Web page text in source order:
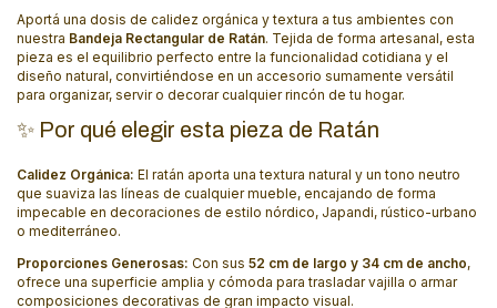
Aportá una dosis de calidez orgánica y textura a tus ambientes con
nuestra Bandeja Rectangular de Ratán. Tejida de forma artesanal, esta
pieza es el equilibrio perfecto entre la funcionalidad cotidiana y el
diseño natural, convirtiéndose en un accesorio sumamente versátil
para organizar, servir o decorar cualquier rincón de tu hogar.
✨ Por qué elegir esta pieza de Ratán
Calidez Orgánica: El ratán aporta una textura natural y un tono neutro
que suaviza las líneas de cualquier mueble, encajando de forma
impecable en decoraciones de estilo nórdico, Japandi, rústico-urbano
o mediterráneo.
Proporciones Generosas: Con sus 52 cm de largo y 34 cm de ancho,
ofrece una superficie amplia y cómoda para trasladar vajilla o armar
composiciones decorativas de gran impacto visual.